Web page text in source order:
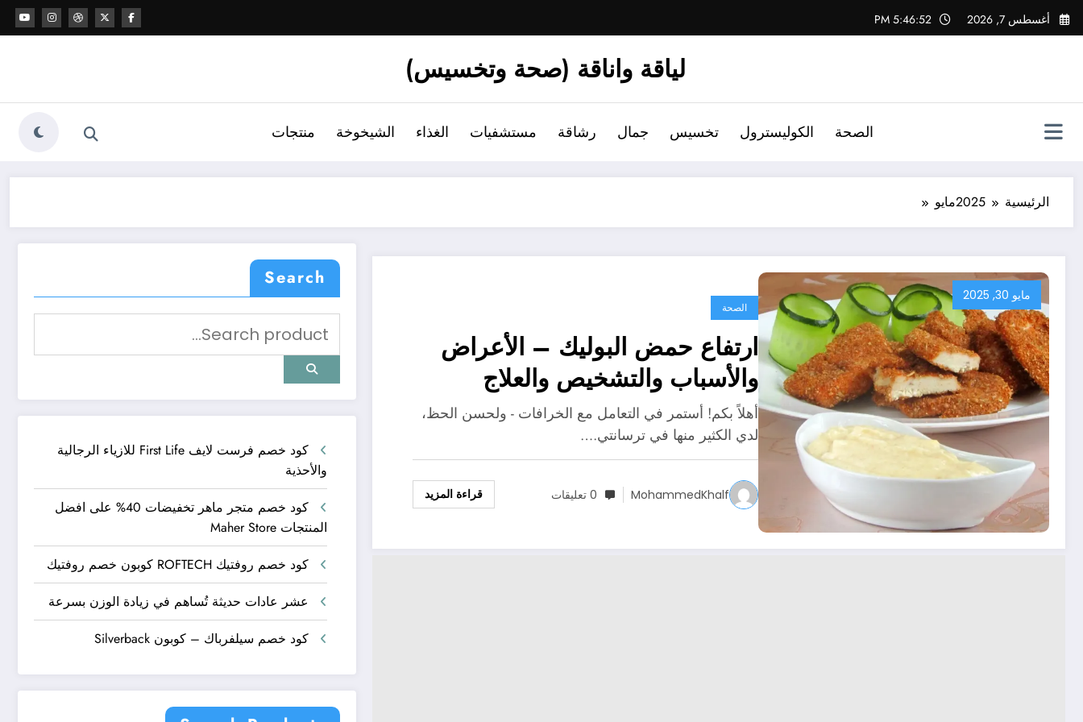
التجاوز
إلى
أغسطس 7, 2026 5:46:52 PM
لياقة واناقة (صحة وتخسيس)
الصحة الكوليسترول تخسيس جمال رشاقة مستشفيات الغذاء الشيخوخة منتجات
الرئيسية 2025مايو
مايو 30, 2025
الصحة
ارتفاع حمض البوليك – الأعراض
والأسباب والتشخيص والعلاج
أهلاً بكم! أستمر في التعامل مع الخرافات - ولحسن الحظ،
لدي الكثير منها في ترسانتي.…
MohammedKhalf 0 تعليقات قراءة المزيد
Search
كود خصم فرست لايف First Life للازياء الرجالية
والأحذية
كود خصم متجر ماهر تخفيضات 40% على افضل
المنتجات Maher Store
كود خصم روفتيك ROFTECH كوبون خصم روفتيك
عشر عادات حديثة تُساهم في زيادة الوزن بسرعة
كود خصم سيلفرباك – كوبون Silverback